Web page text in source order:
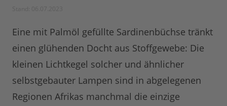
Eine mit Palmöl gefüllte Sardinenbüchse tränkt
einen glühenden Docht aus Stoffgewebe: Die
kleinen Lichtkegel solcher und ähnlicher
selbstgebauter Lampen sind in abgelegenen
Regionen Afrikas manchmal die einzige